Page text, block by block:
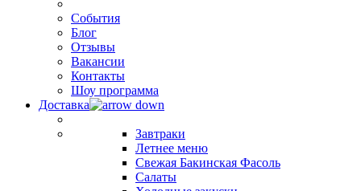
События
Блог
Отзывы
Вакансии
Контакты
Шоу программа
Доставка
Завтраки
Летнее меню
Свежая Бакинская Фасоль
Салаты